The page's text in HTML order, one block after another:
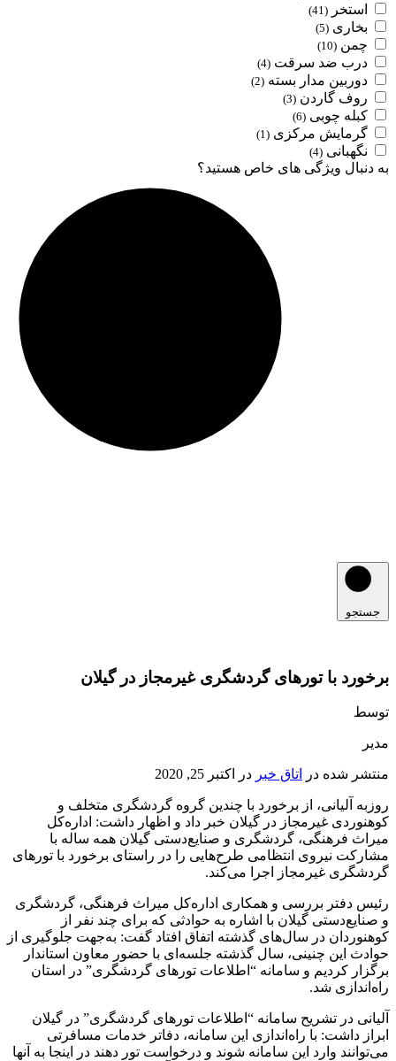
استخر (41)
بخاری (5)
چمن (10)
درب ضد سرقت (4)
دوربین مدار بسته (2)
روف گاردن (3)
کبله چوبی (6)
گرمایش مرکزی (1)
نگهبانی (4)
به دنبال ویژگی های خاص هستید؟
جستجو
برخورد با تورهای گردشگری غیرمجاز در گیلان
توسط
مدیر
منتشر شده در اتاق خبر در اکتبر 25, 2020
روزبه آلیانی، از برخورد با چندین گروه گردشگری متخلف و
کوهنوردی غیرمجاز در گیلان خبر داد و اظهار داشت: اداره‌کل
میراث فرهنگی، گردشگری و صنایع‌دستی گیلان همه‌ ساله با
مشارکت نیروی انتظامی طرح‌هایی را در راستای برخورد با تورهای
گردشگری غیرمجاز اجرا می‌کند.
رئیس دفتر بررسی و همکاری اداره‌کل میراث فرهنگی، گردشگری
و صنایع‌دستی گیلان با اشاره به حوادثی که برای چند نفر از
کوهنوردان در سال‌های گذشته اتفاق افتاد گفت: به‌جهت جلوگیری از
حوادث این چنینی، سال گذشته جلسه‌ای با حضور معاون استاندار
برگزار کردیم و سامانه “اطلاعات تورهای گردشگری” در استان
راه‌اندازی شد.
آلیانی در تشریح سامانه “اطلاعات تورهای گردشگری” در گیلان
ابراز داشت: با راه‌اندازی این سامانه، دفاتر خدمات مسافرتی
می‌توانند وارد این سامانه شوند و درخواست تور دهند در اینجا به آنها